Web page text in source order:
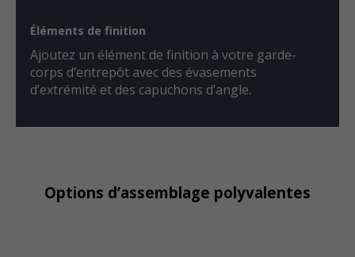
Éléments de finition
Ajoutez un élément de finition à votre garde-
corps d’entrepôt avec des évasements
d’extrémité et des capuchons d’angle.
Options d’assemblage polyvalentes